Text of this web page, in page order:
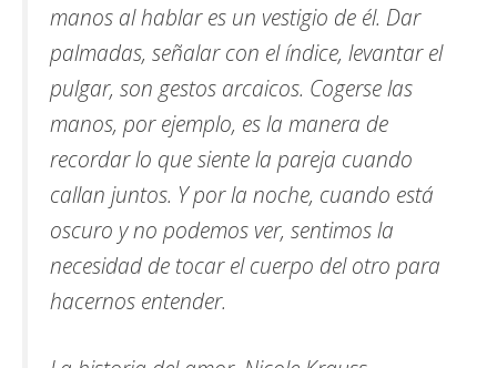
manos al hablar es un vestigio de él. Dar
palmadas, señalar con el índice, levantar el
pulgar, son gestos arcaicos. Cogerse las
manos, por ejemplo, es la manera de
recordar lo que siente la pareja cuando
callan juntos. Y por la noche, cuando está
oscuro y no podemos ver, sentimos la
necesidad de tocar el cuerpo del otro para
hacernos entender.